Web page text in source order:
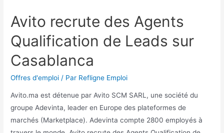
Avito recrute des Agents
Qualification de Leads sur
Casablanca
Offres d'emploi / Par Refligne Emploi
Avito.ma est détenue par Avito SCM SARL, une société du
groupe Adevinta, leader en Europe des plateformes de
marchés (Marketplace). Adevinta compte 2800 employés à